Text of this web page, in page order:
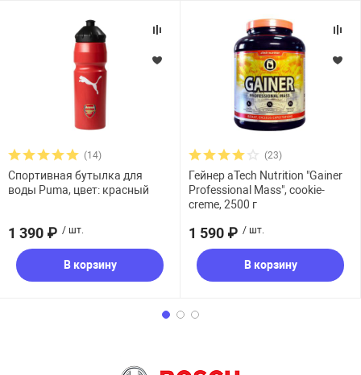
(14)
Спортивная бутылка для
воды Puma, цвет: красный
1 390 ₽ / шт.
В корзину
(23)
Гейнер aTech Nutrition "Gainer
Professional Mass", cookie-
creme, 2500 г
1 590 ₽ / шт.
В корзину